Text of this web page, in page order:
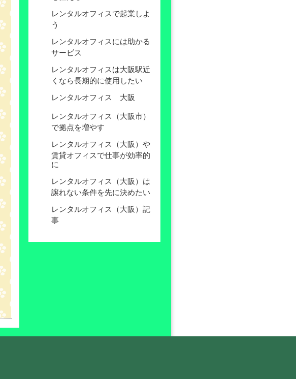
レンタルオフィスで起業しよ
う
レンタルオフィスには助かる
サービス
レンタルオフィスは大阪駅近
くなら長期的に使用したい
レンタルオフィス 大阪
レンタルオフィス（大阪市）
で拠点を増やす
レンタルオフィス（大阪）や
賃貸オフィスで仕事が効率的
に
レンタルオフィス（大阪）は
譲れない条件を先に決めたい
レンタルオフィス（大阪）記
事